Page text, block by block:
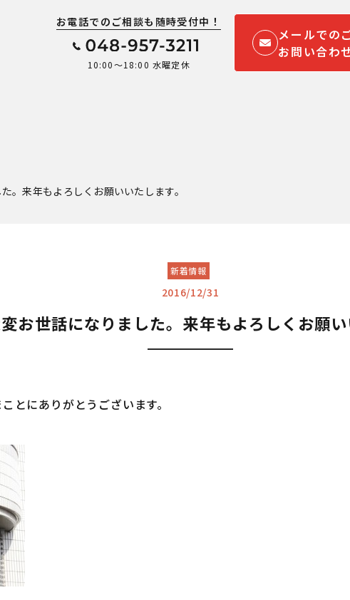
お電話でのご相談も随時受付中！
10:00～18:00 水曜定休
メールでの
お問い合わ
。来年もよろしくお願いいたします。
新着情報
2016/12/31
お世話になりました。来年もよろしくお願
とにありがとうございます。